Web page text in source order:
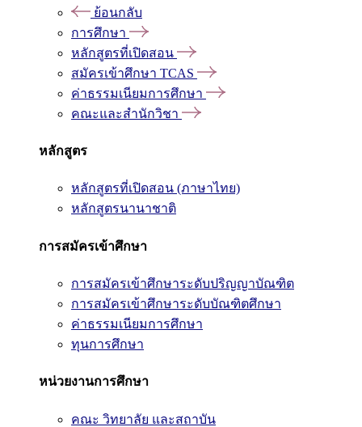
ย้อนกลับ
การศึกษา
หลักสูตรที่เปิดสอน
สมัครเข้าศึกษา TCAS
ค่าธรรมเนียมการศึกษา
คณะและสำนักวิชา
หลักสูตร
หลักสูตรที่เปิดสอน (ภาษาไทย)
หลักสูตรนานาชาติ
การสมัครเข้าศึกษา
การสมัครเข้าศึกษาระดับปริญญาบัณฑิต
การสมัครเข้าศึกษาระดับบัณฑิตศึกษา
ค่าธรรมเนียมการศึกษา
ทุนการศึกษา
หน่วยงานการศึกษา
คณะ วิทยาลัย และสถาบัน